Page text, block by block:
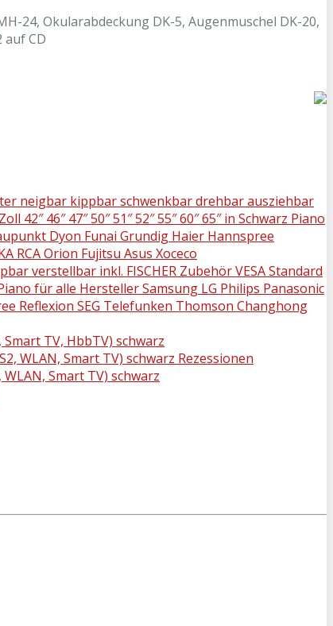
24, Okularabdeckung DK-5, Augenmuschel DK-20,
auf CD
neigbar kippbar schwenkbar drehbar ausziehbar
46″ 47″ 50″ 51″ 52″ 55″ 60″ 65″ in Schwarz Piano
Dyon Funai Grundig Haier Hannspree
RCA Orion Fujitsu Asus Xoceco
verstellbar inkl. FISCHER Zubehör VESA Standard
Piano für alle Hersteller Samsung LG Philips Panasonic
Reflexion SEG Telefunken Thomson Changhong
Smart TV, HbbTV) schwarz
WLAN, Smart TV) schwarz Rezessionen
Smart TV) schwarz